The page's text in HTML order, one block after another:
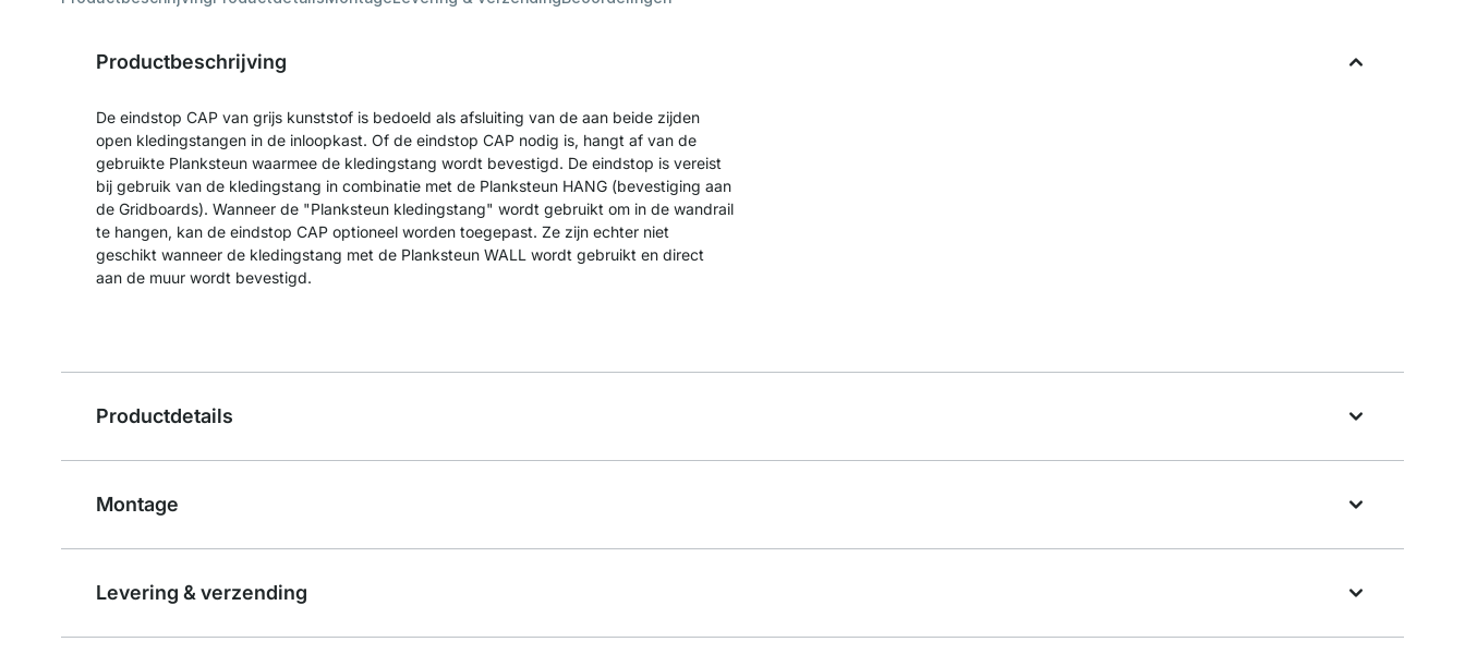
Productbeschrijving
De eindstop CAP van grijs kunststof is bedoeld als afsluiting van de aan beide zijden
open kledingstangen in de inloopkast. Of de eindstop CAP nodig is, hangt af van de
gebruikte Planksteun waarmee de kledingstang wordt bevestigd. De eindstop is vereist
bij gebruik van de kledingstang in combinatie met de Planksteun HANG (bevestiging aan
de Gridboards). Wanneer de "Planksteun kledingstang" wordt gebruikt om in de wandrail
te hangen, kan de eindstop CAP optioneel worden toegepast. Ze zijn echter niet
geschikt wanneer de kledingstang met de Planksteun WALL wordt gebruikt en direct
aan de muur wordt bevestigd.
Productdetails
Montage
Levering & verzending